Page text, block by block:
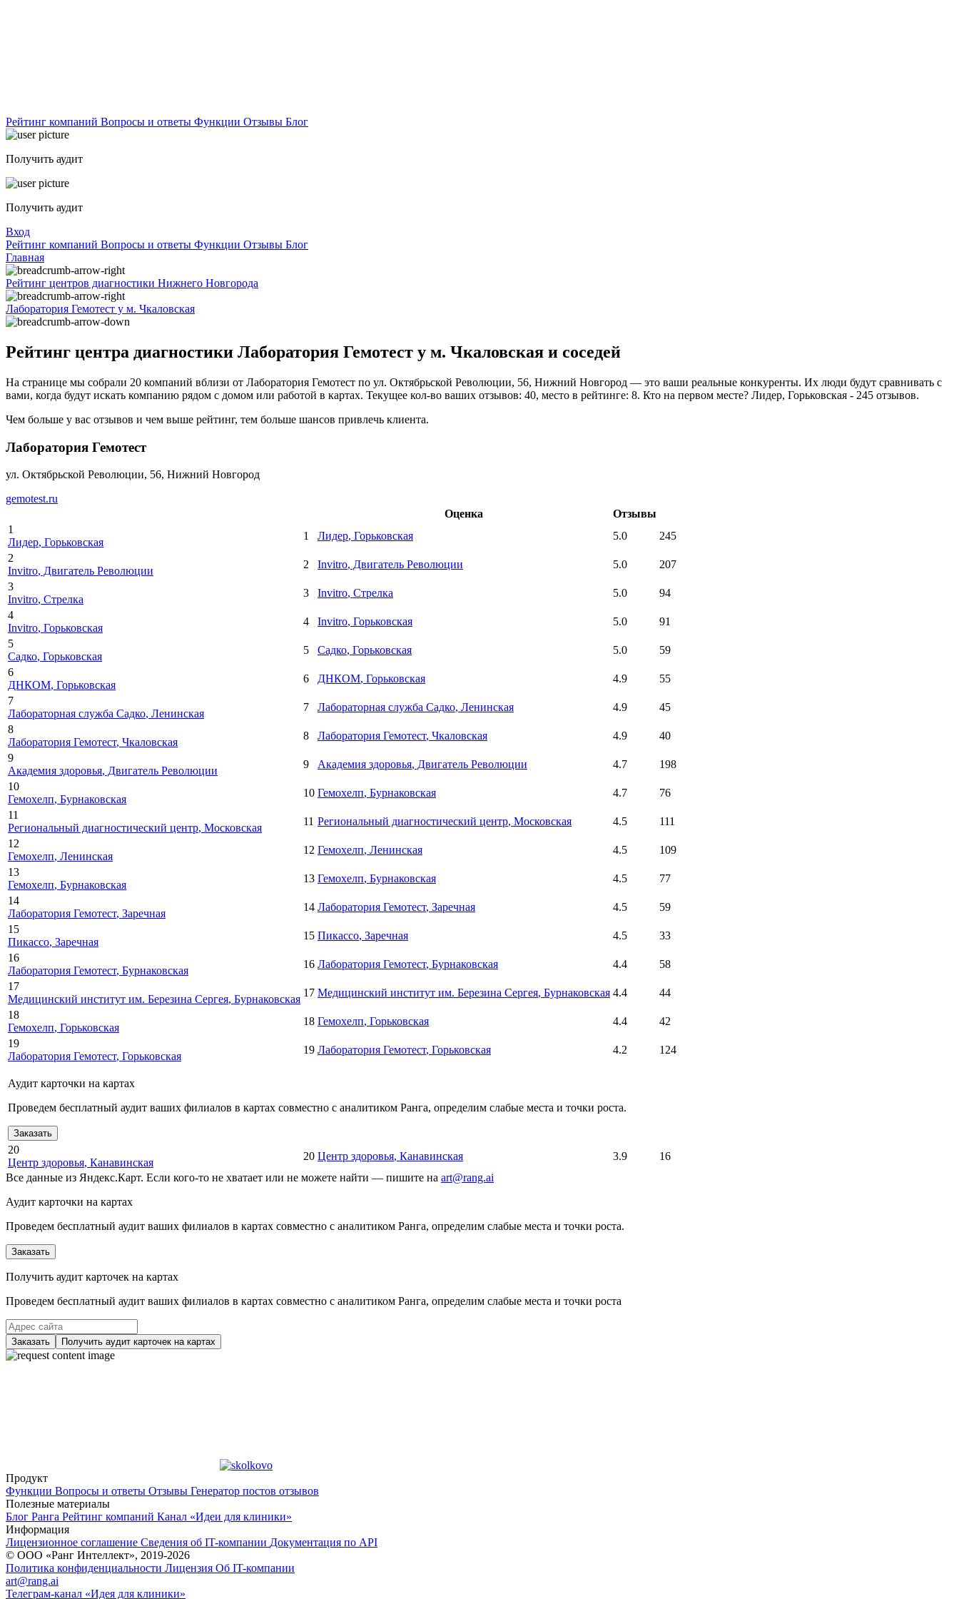
Рейтинг компаний Вопросы и ответы Функции Отзывы Блог
Получить аудит
Получить аудит
Вход
Рейтинг компаний Вопросы и ответы Функции Отзывы Блог
Главная
Рейтинг центров диагностики Нижнего Новгорода
Лаборатория Гемотест у м. Чкаловская
Рейтинг центра диагностики Лаборатория Гемотест у м. Чкаловская и соседей
На странице мы собрали 20 компаний вблизи от Лаборатория Гемотест по ул. Октябрьской Революции, 56, Нижний Новгород — это ваши реальные конкуренты. Их люди будут сравнивать с
вами, когда будут искать компанию рядом с домом или работой в картах. Текущее кол-во ваших отзывов: 40, место в рейтинге: 8. Кто на первом месте? Лидер, Горьковская - 245 отзывов.
Чем больше у вас отзывов и чем выше рейтинг, тем больше шансов привлечь клиента.
Лаборатория Гемотест
ул. Октябрьской Революции, 56, Нижний Новгород
gemotest.ru
Оценка
Отзывы
1
Лидер, Горьковская
1 Лидер, Горьковская 5.0
245
2
Invitro, Двигатель Революции
2 Invitro, Двигатель Революции 5.0
207
3
Invitro, Стрелка
3 Invitro, Стрелка 5.0
94
4
Invitro, Горьковская
4 Invitro, Горьковская 5.0
91
5
Садко, Горьковская
5 Садко, Горьковская 5.0
59
6
ДНКОМ, Горьковская
6 ДНКОМ, Горьковская 4.9
55
7
Лабораторная служба Садко, Ленинская
7 Лабораторная служба Садко, Ленинская 4.9
45
8
Лаборатория Гемотест, Чкаловская
8 Лаборатория Гемотест, Чкаловская 4.9
40
9
Академия здоровья, Двигатель Революции
9 Академия здоровья, Двигатель Революции 4.7
198
10
Гемохелп, Бурнаковская
10 Гемохелп, Бурнаковская 4.7
76
11
Региональный диагностический центр, Московская
11 Региональный диагностический центр, Московская 4.5
111
12
Гемохелп, Ленинская
12 Гемохелп, Ленинская 4.5
109
13
Гемохелп, Бурнаковская
13 Гемохелп, Бурнаковская 4.5
77
14
Лаборатория Гемотест, Заречная
14 Лаборатория Гемотест, Заречная 4.5
59
15
Пикассо, Заречная
15 Пикассо, Заречная 4.5
33
16
Лаборатория Гемотест, Бурнаковская
16 Лаборатория Гемотест, Бурнаковская 4.4
58
17
Медицинский институт им. Березина Сергея, Бурнаковская
17 Медицинский институт им. Березина Сергея, Бурнаковская 4.4
44
18
Гемохелп, Горьковская
18 Гемохелп, Горьковская 4.4
42
19
Лаборатория Гемотест, Горьковская
19 Лаборатория Гемотест, Горьковская 4.2 124
Аудит карточки на картах
Проведем бесплатный аудит ваших филиалов в картах совместно с аналитиком Ранга, определим слабые места и точки роста.
Заказать
20
Центр здоровья, Канавинская
20 Центр здоровья, Канавинская 3.9
16
Все данные из Яндекс.Карт. Если кого-то не хватает или не можете найти — пишите на art@rang.ai
Аудит карточки на картах
Проведем бесплатный аудит ваших филиалов в картах совместно с аналитиком Ранга, определим слабые места и точки роста.
Заказать
Получить аудит карточек на картах
Проведем бесплатный аудит ваших филиалов в картах совместно с аналитиком Ранга, определим слабые места и точки роста
Заказать Получить аудит карточек на картах
Продукт
Функции Вопросы и ответы Отзывы Генератор постов отзывов
Полезные материалы
Блог Ранга Рейтинг компаний Канал «Идеи для клиники»
Информация
Лицензионное соглашение Сведения об IT-компании Документация по API
© ООО «Ранг Интеллект», 2019-2026
Политика конфиденциальности Лицензия Об IT-компании
art@rang.ai
Телеграм-канал «Идея для клиники»